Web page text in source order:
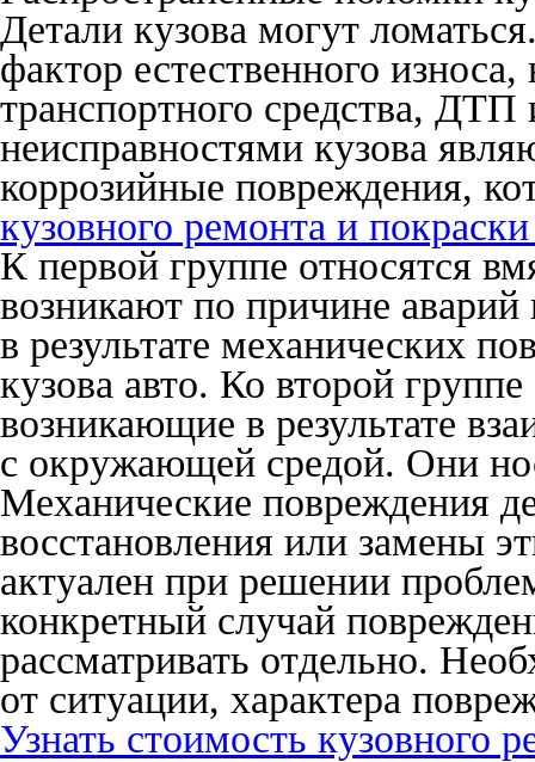
Детали кузова могут
фактор естественного
транспортного средства,
неисправностями кузова
коррозийные повреждения,
кузовного ремонта и
К первой группе относятся
возникают по причине
в результате механических
кузова авто. Ко второй
возникающие в результате
с окружающей средой. Они
Механические повреждения
восстановления или замены
актуален при решении
конкретный случай
рассматривать отдельно.
от ситуации, характера
Узнать стоимость кузовного